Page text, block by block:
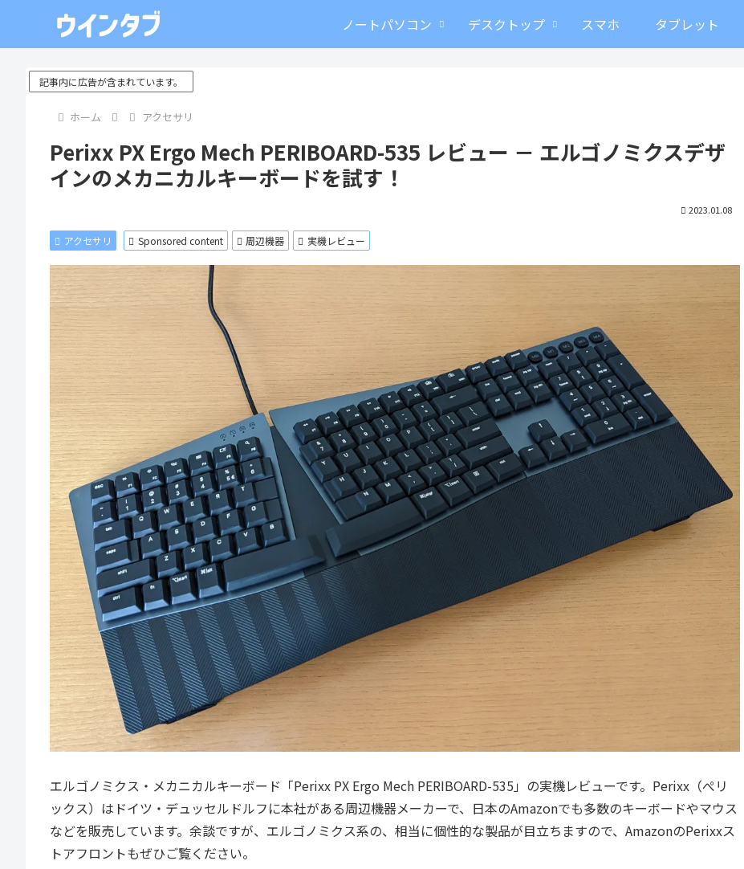
ノートパソコン デスクトップ スマホ タブレット
記事内に広告が含まれています。
ホーム アクセサリ
Perixx PX Ergo Mech PERIBOARD-535 レビュー － エルゴノミクスデザ
インのメカニカルキーボードを試す！
2023.01.08
アクセサリ Sponsored content 周辺機器 実機レビュー
エルゴノミクス・メカニカルキーボード「Perixx PX Ergo Mech PERIBOARD-535」の実機レビューです。Perixx（ぺリ
ックス）はドイツ・デュッセルドルフに本社がある周辺機器メーカーで、日本のAmazonでも多数のキーボードやマウス
などを販売しています。余談ですが、エルゴノミクス系の、相当に個性的な製品が目立ちますので、AmazonのPerixxス
トアフロントもぜひご覧ください。